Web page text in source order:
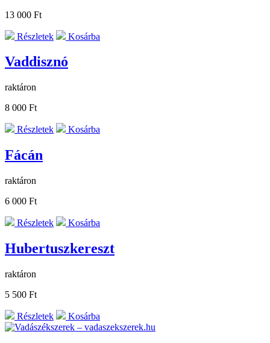
13 000 Ft
Részletek Kosárba
Vaddisznó
raktáron
8 000 Ft
Részletek Kosárba
Fácán
raktáron
6 000 Ft
Részletek Kosárba
Hubertuszkereszt
raktáron
5 500 Ft
Részletek Kosárba